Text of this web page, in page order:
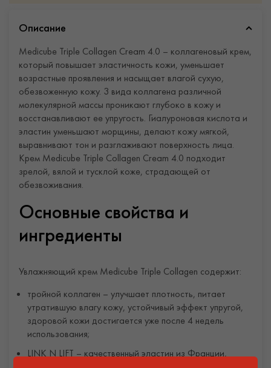
Описание
Medicube Triple Collagen Cream 4.0 – коллагеновый крем,
который повышает эластичность кожи, уменьшает
возрастные проявления и насыщает влагой сухую,
обезвоженную кожу. 3 вида коллагена различной
молекулярной массы проникают глубоко в кожу и
восстанавливают ее упругость. Гиалуроновая кислота и
эластин уменьшают морщины, делают кожу мягкой,
выравнивают тон и разглаживают поверхность лица.
Крем Medicube Triple Collagen Cream 4.0 подходит
зрелой, вялой и тусклой коже, страдающей от
обезвоживания.
Основные свойства и
ингредиенты
Увлажняющий крем Medicube Triple Collagen содержит:
тройной коллаген – улучшает плотность, питает
утратившую влагу кожу, устойчивый эффект упругой,
здоровой кожи достигается уже после 4 недель
использования;
LINK N LIFT – качественный эластин из Франции,